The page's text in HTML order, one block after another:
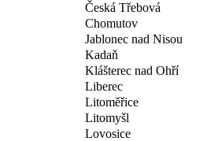
Česká Třebová
Chomutov
Jablonec nad Nisou
Kadaň
Klášterec nad Ohří
Liberec
Litoměřice
Litomyšl
Lovosice